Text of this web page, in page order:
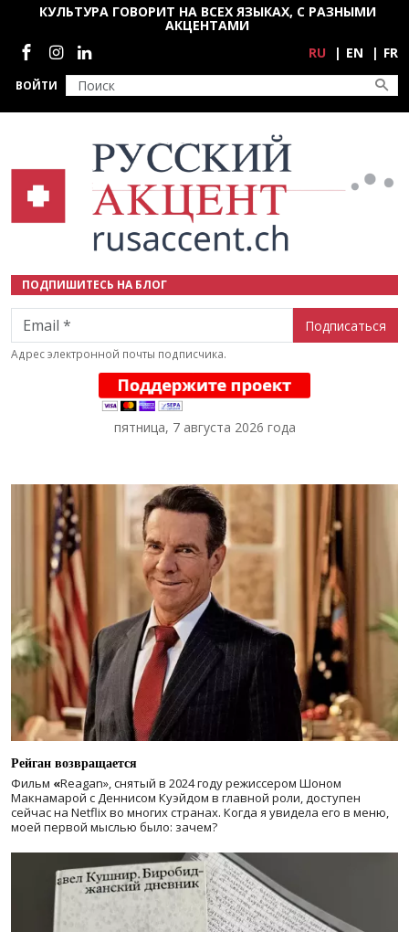
Перейти к основному содержанию
ВОЙТИ
КУЛЬТУРА ГОВОРИТ НА ВСЕХ ЯЗЫКАХ, С РАЗНЫМИ
АКЦЕНТАМИ
Социальные сети
RU EN FR
ПОДПИШИТЕСЬ НА БЛОГ
Email
Адрес электронной почты подписчика.
пятница, 7 августа 2026 года
Рейган возвращается
Фильм «Reagan», снятый в 2024 годурежиссером Шоном
Макнамарой с Деннисом Куэйдом в главной роли, доступен
сейчас на Netflix во многих странах. Когда я увидела его в меню,
моей первой мыслью было: зачем?